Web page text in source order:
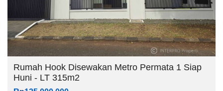
Rumah Hook Disewakan Metro Permata 1 Siap
Huni - LT 315m2